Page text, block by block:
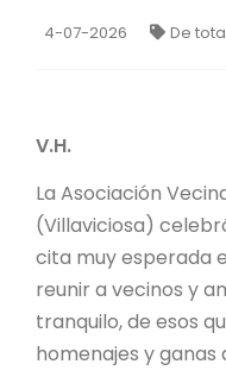
4-07-2026 De
V.H.
La Asociación
(Villaviciosa)
cita muy esperada
reunir a vecinos y
tranquilo, de esos
homenajes y ganas